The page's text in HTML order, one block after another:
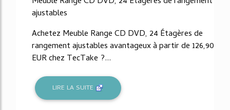
ajustables
Achetez Meuble Range CD DVD, 24 Étagères de
rangement ajustables avantageux à partir de 126,90
EUR chez TecTake ?...
LIRE LA SUITE